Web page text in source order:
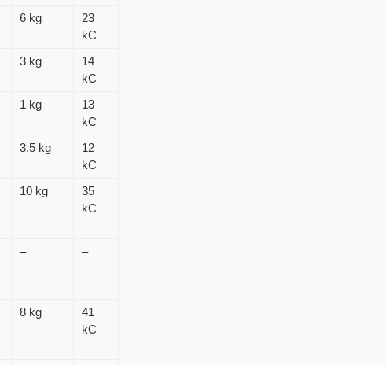
6 kg
23
kC
3 kg
14
kC
1 kg
13
kC
3,5 kg
12
kC
10 kg
35
kC
– –
8 kg
41
kC